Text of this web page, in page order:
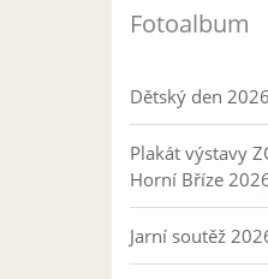
Fotoalbum
Dětský den
Plakát výstavy
Horní Bříze
Jarní soutěž